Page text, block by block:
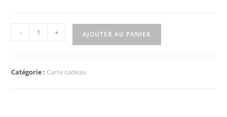
quantité
de
cadeau
- + AJOUTER AU PANIER
Catégorie : Carte cadeau